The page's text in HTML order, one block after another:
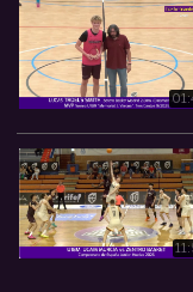
Categoria :
#lucas #
o
#basket
ntilde
#